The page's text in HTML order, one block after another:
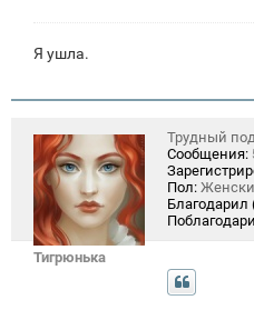
Я ушла.
Тигрюнька
Трудный
Сообщения:
Пол:
Благодарил